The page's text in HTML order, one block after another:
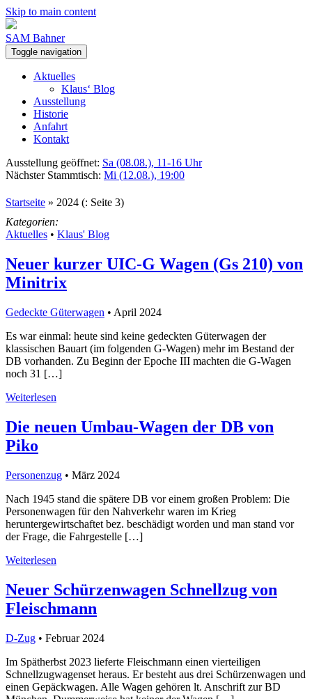
Skip to main content
SAM Bahner
Toggle navigation
Aktuelles
Klaus‘ Blog
Ausstellung
Historie
Anfahrt
Kontakt
Ausstellung geöffnet: Sa (08.08.), 11-16 Uhr
Nächster Stammtisch: Mi (12.08.), 19:00
Startseite » 2024 (: Seite 3)
Kategorien:
Aktuelles • Klaus' Blog
Neuer kurzer UIC-G Wagen (Gs 210) von
Minitrix
Gedeckte Güterwagen • April 2024
Es war einmal: heute sind keine gedeckten Güterwagen der
klassischen Bauart (im folgenden G-Wagen) mehr im Bestand der
DB vorhanden. Zu Beginn der Epoche III machten die G-Wagen
noch 31 […]
Weiterlesen
Die neuen Umbau-Wagen der DB von
Piko
Personenzug • März 2024
Nach 1945 stand die spätere DB vor einem großen Problem: Die
Personenwagen für den Nahverkehr waren im Krieg
heruntergewirtschaftet bez. beschädigt worden und man stand vor
der Frage, die Fahrgestelle […]
Weiterlesen
Neuer Schürzenwagen Schnellzug von
Fleischmann
D-Zug • Februar 2024
Im Spätherbst 2023 lieferte Fleischmann einen vierteiligen
Schnellzugwagenset heraus. Er besteht aus drei Schürzenwagen und
einen Gepäckwagen. Alle Wagen gehören lt. Anschrift zur BD